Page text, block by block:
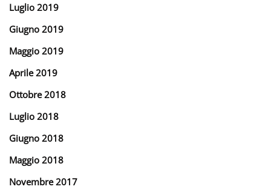
Luglio 2019
Giugno 2019
Maggio 2019
Aprile 2019
Ottobre 2018
Luglio 2018
Giugno 2018
Maggio 2018
Novembre 2017